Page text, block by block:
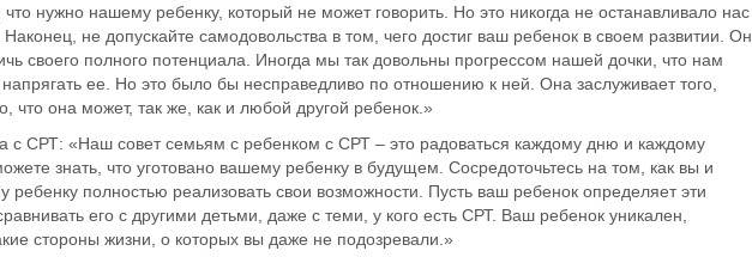
нужно нашему ребенку, который не может говорить. Но это никогда не останавливало нас
не допускайте самодовольства в том, чего достиг ваш ребенок в своем развитии. Он
своего полного потенциала. Иногда мы так довольны прогрессом нашей дочки, что нам
ее. Но это было бы несправедливо по отношению к ней. Она заслуживает того,
что она может, так же, как и любой другой ребенок. »
с СРТ: «Наш совет семьям с ребенком с СРТ – это радоваться каждому дню и каждому
знать, что уготовано вашему ребенку в будущем. Сосредоточьтесь на том, как вы и
полностью реализовать свои возможности. Пусть ваш ребенок определяет эти
его с другими детьми, даже с теми, у кого есть СРТ. Ваш ребенок уникален,
стороны жизни, о которых вы даже не подозревали. »